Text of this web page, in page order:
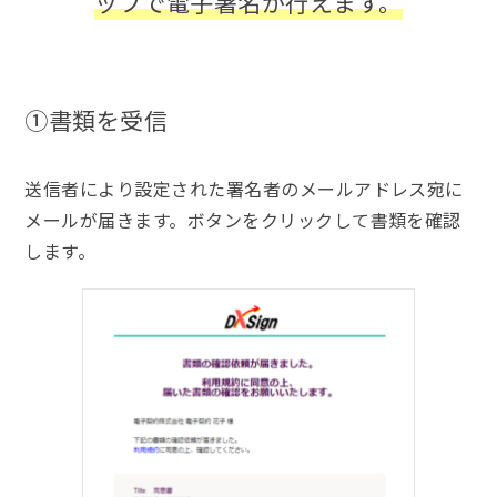
①書類を受信
送信者により設定された署名者のメールアドレス宛に
メールが届きます。ボタンをクリックして書類を確認
します。